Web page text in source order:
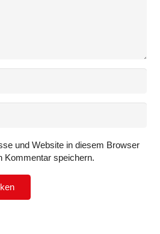
und Website in diesem Browser
Kommentar speichern.